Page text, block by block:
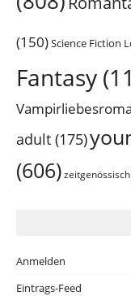
(150)Science Fiction
Fantasy
adult (175)
(606) zeitgenössisch
Anmelden
Eintrags-Feed